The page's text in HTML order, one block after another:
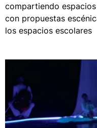
compartiendo
con propuestas
los espacios escolares